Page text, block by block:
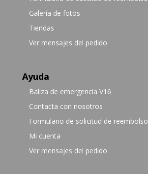
Galería de fotos
Tiendas
Ver mensajes del pedido
Ayuda
Baliza de emergencia V16
Contacta con nosotros
Formulario de solicitud de reembolso
Mi cuenta
Ver mensajes del pedido